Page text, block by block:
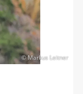
© Markus Leitner